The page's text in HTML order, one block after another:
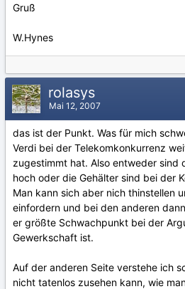
Gruß
W.Hynes
rolasys
Mai 12, 2007
das ist der Punkt. Was für mich
Verdi bei der Telekomkonkurrenz
zugestimmt hat. Also entweder sind
hoch oder die Gehälter sind bei der
Man kann sich aber nich thinstellen
einfordern und bei den anderen
er größte Schwachpunkt bei der
Gewerkschaft ist.
Auf der anderen Seite verstehe ich
nicht tatenlos zusehen kann, wie